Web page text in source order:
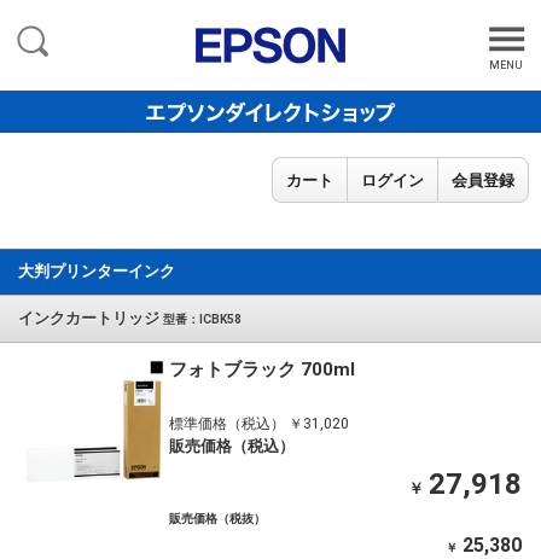
MENU
カート ログイン 会員登録
大判プリンターインク
インクカートリッジ 型番：ICBK58
フォトブラック 700ml
標準価格（税込） ￥31,020
販売価格（税込）
￥ 27,918
販売価格（税抜）
￥ 25,380